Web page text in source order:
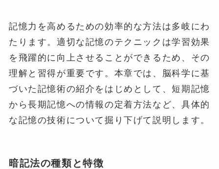
記憶力を高めるための効率的な方法は多岐にわ
たります。適切な記憶のテクニックは学習効果
を飛躍的に向上させることができるため、その
理解と習得が重要です。本章では、脳科学に基
づいた記憶術の紹介をはじめとして、短期記憶
から長期記憶への情報の定着方法など、具体的
な記憶の技術について掘り下げて説明します。
暗記法の種類と特徴